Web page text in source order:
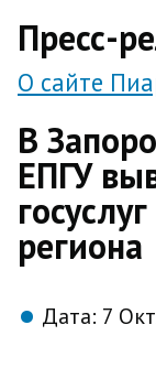
Пресс-
О сайте
В
ЕПГУ
региона
Дата: 7